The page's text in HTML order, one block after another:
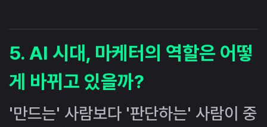
5. AI 시대, 마케터의 역할은 어떻
게 바뀌고 있을까?
'만드는' 사람보다 '판단하는' 사람이 중